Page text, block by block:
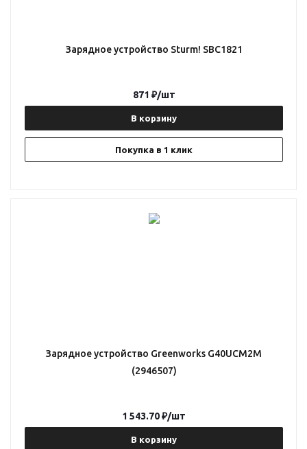
Зарядное устройство Sturm! SBC1821
В корзину
Покупка в 1 клик
871 ₽/шт
Зарядное устройство Greenworks G40UCM2M
(2946507)
В корзину
1 543.70₽/шт